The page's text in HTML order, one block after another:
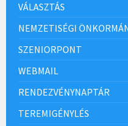
VÁLASZTÁS
NEMZETISÉGI
SZENIORPONT
WEBMAIL
RENDEZVÉNYNAPTÁR
TEREMIGÉNYLÉS